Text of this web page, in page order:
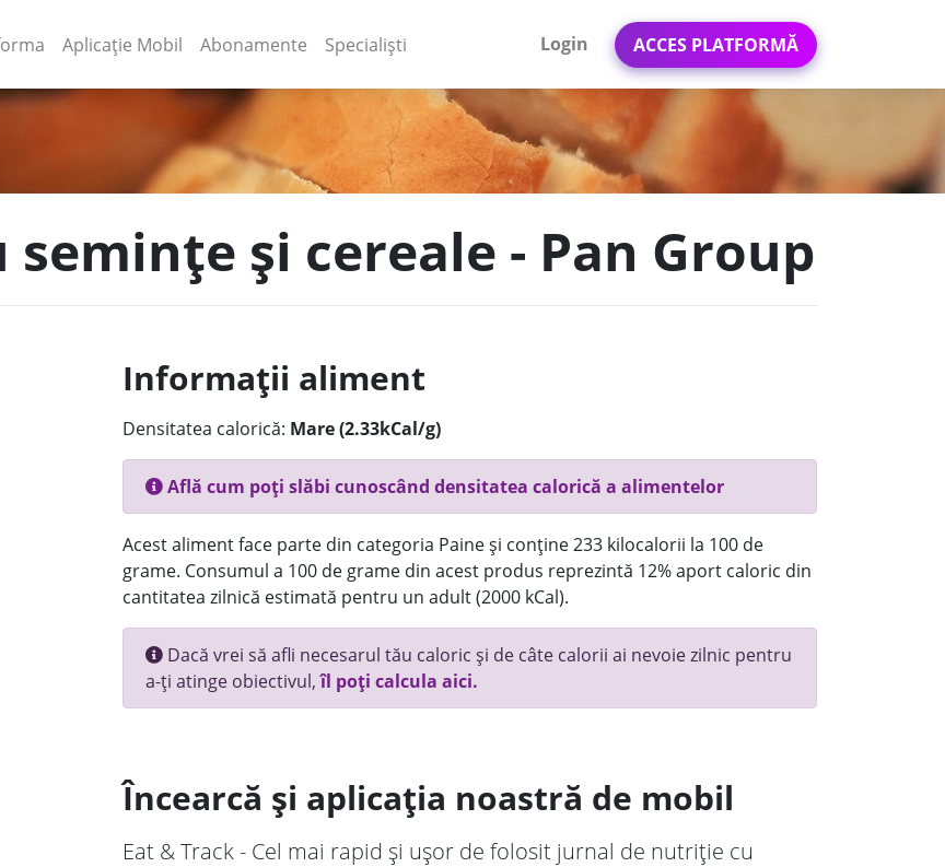
(current)
Aplicație Mobil (current)
Abonamente Specialiști Login ACCES PLATFORMĂ
și cereale - Pan Group
Informații aliment
Densitatea calorică: Mare (2.33kCal/g)
Află cum poți slăbi cunoscând densitatea calorică a alimentelor
Acest aliment face parte din categoria Paine și conține 233 kilocalorii la 100 de
grame. Consumul a 100 de grame din acest produs reprezintă 12% aport caloric din
cantitatea zilnică estimată pentru un adult (2000 kCal).
Dacă vrei să afli necesarul tău caloric și de câte calorii ai nevoie zilnic pentru
a-ți atinge obiectivul,îl poți calcula aici.
Încearcă și aplicația noastră de mobil
Eat & Track - Cel mai rapid și ușor de folosit jurnal de nutriție cu